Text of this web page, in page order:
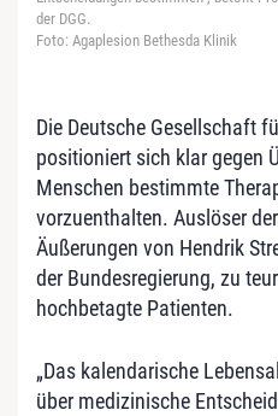
der DGG.
Foto: Agaplesion Bethesda Klinik
Die Deutsche Gesellschaft
positioniert sich klar gegen
Menschen bestimmte
vorzuenthalten. Auslöser
Äußerungen von Hendrik
der Bundesregierung, zu
hochbetagte Patienten.
„Das kalendarische
über medizinische